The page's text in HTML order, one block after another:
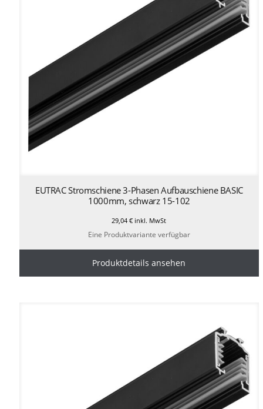
EUTRAC Stromschiene 3-Phasen Aufbauschiene BASIC
1000mm, schwarz 15-102
29,04€ inkl. MwSt
Eine Produktvariante verfügbar
Produktdetails ansehen